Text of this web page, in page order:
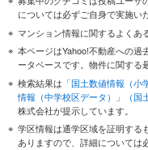
については必ずご自身で実施い
マンション情報に関するよくあ
本ページはYahoo!不動産への
ータベースです。物件に関する
検索結果は 「国土数値情報（小
情報（中学校区データ）」（国
株式会社が提示しています。
学区情報は通学区域を証明する
ありますので、詳細については